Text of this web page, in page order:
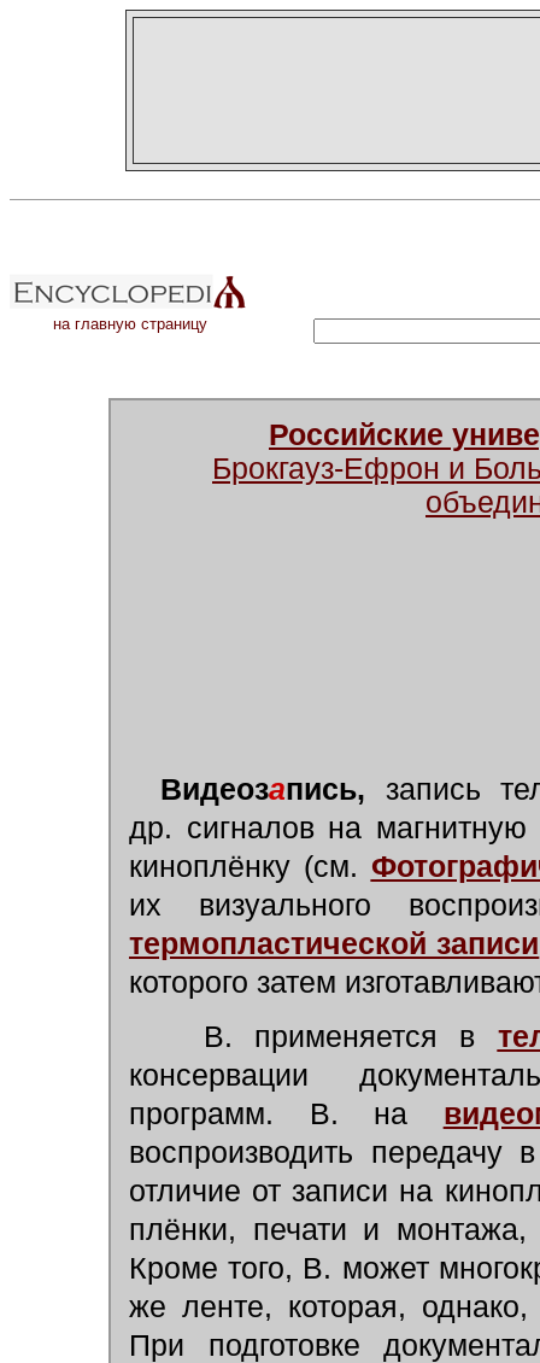
на главную страницу
Российские
Брокгауз-Ефрон и
Видеозапись, запись
др. сигналов на
киноплёнку (см.
их визуального
термопластической записи
которого затем
В. применяется в
консервации
программ. В. на
воспроизводить
отличие от записи на
плёнки, печати и монтажа,
Кроме того, В. может
же ленте, которая,
При подготовке